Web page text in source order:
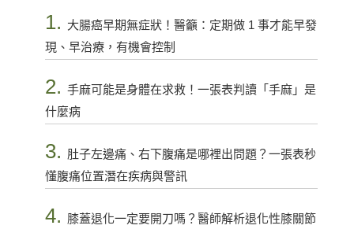
1. 大腸癌早期無症狀！醫籲：定期做 1 事才能早發
現、早治療，有機會控制
2. 手麻可能是身體在求救！一張表判讀「手麻」是
什麼病
3. 肚子左邊痛、右下腹痛是哪裡出問題？一張表秒
懂腹痛位置潛在疾病與警訊
4. 膝蓋退化一定要開刀嗎？醫師解析退化性膝關節